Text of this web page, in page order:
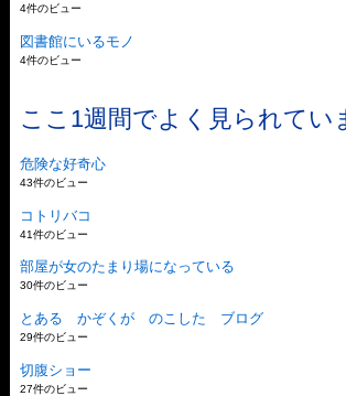
4件のビュー
図書館にいるモノ
4件のビュー
ここ1週間でよく見られてい
危険な好奇心
43件のビュー
コトリバコ
41件のビュー
部屋が女のたまり場になっている
30件のビュー
とある かぞくが のこした ブログ
29件のビュー
切腹ショー
27件のビュー